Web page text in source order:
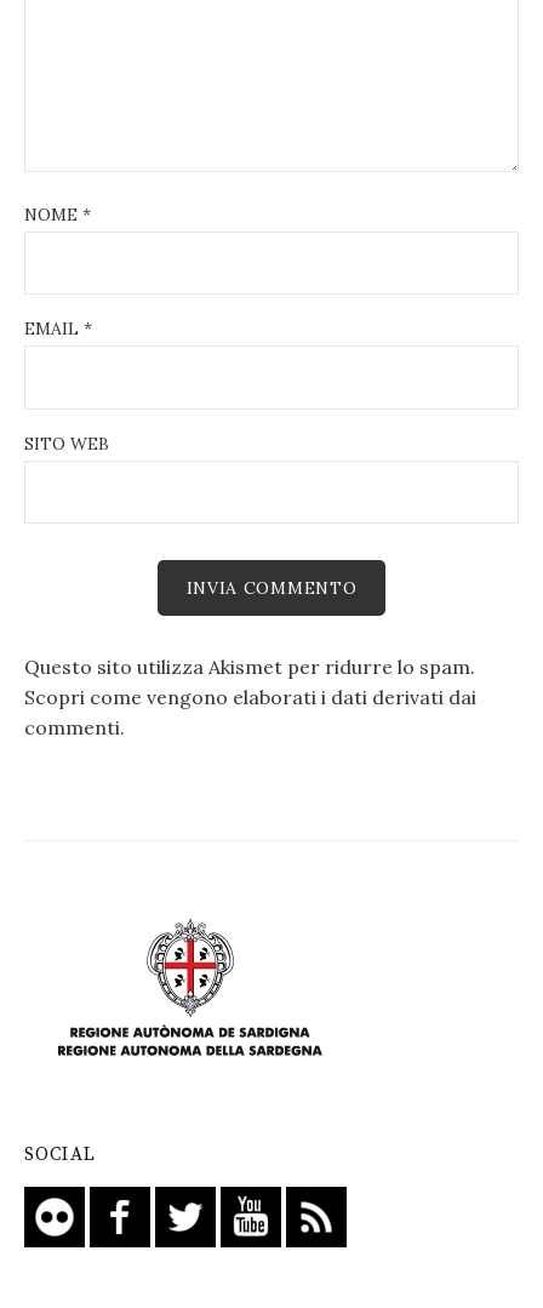
NOME *
EMAIL *
SITO WEB
Questo sito utilizza Akismet per ridurre lo spam.
Scopri come vengono elaborati i dati derivati dai
commenti.
SOCIAL